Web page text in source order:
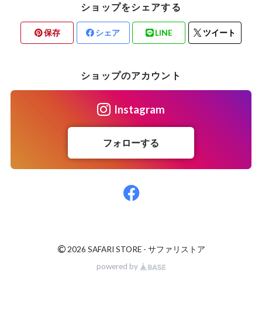
ショップをシェアする
保存 シェア LINE ツイート
ショップのアカウント
Instagram
フォローする
©2026 SAFARI STORE - サファリストア
powered by